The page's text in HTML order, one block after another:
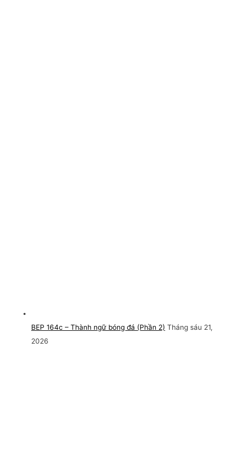
BEP 164c – Thành ngữ bóng đá (Phần 2) Tháng sáu 21,
2026